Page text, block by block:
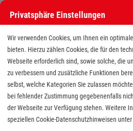
Freiwilliges
Privatsphäre Einstellungen
Wir verwenden Cookies, um Ihnen ein
bieten. Hierzu zählen Cookies, die für den
Webseite erforderlich sind, sowie solche, die
zu verbessern und zusätzliche Funktionen
selbst, welche Kategorien Sie zulassen
bei fehlender Zustimmung gegebenenfalls
der Webseite zur Verfügung stehen. Weitere
speziellen Cookie-Datenschutzhinweisen